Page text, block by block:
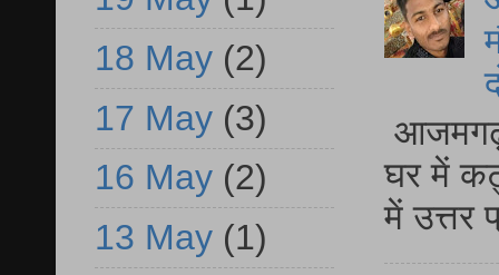
घर में
में
18 May (2)
17 May (3)
16 May (2)
13 May (1)